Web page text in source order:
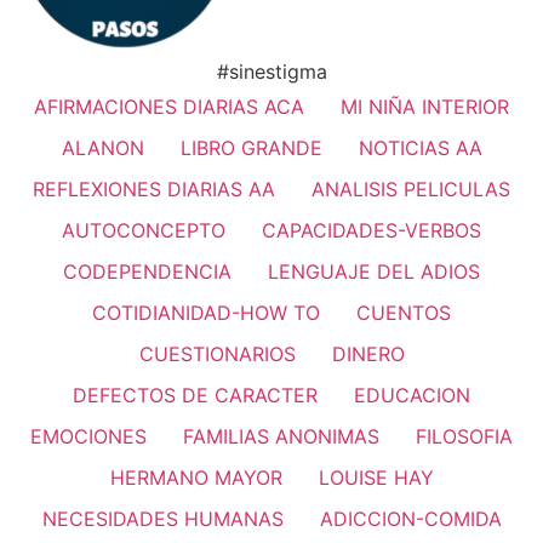
#sinestigma
AFIRMACIONES DIARIAS ACA
MI NIÑA INTERIOR
ALANON
LIBRO GRANDE
NOTICIAS AA
REFLEXIONES DIARIAS AA
ANALISIS PELICULAS
AUTOCONCEPTO
CAPACIDADES-VERBOS
CODEPENDENCIA
LENGUAJE DEL ADIOS
COTIDIANIDAD-HOW TO
CUENTOS
CUESTIONARIOS
DINERO
DEFECTOS DE CARACTER
EDUCACION
EMOCIONES
FAMILIAS ANONIMAS
FILOSOFIA
HERMANO MAYOR
LOUISE HAY
NECESIDADES HUMANAS
ADICCION-COMIDA